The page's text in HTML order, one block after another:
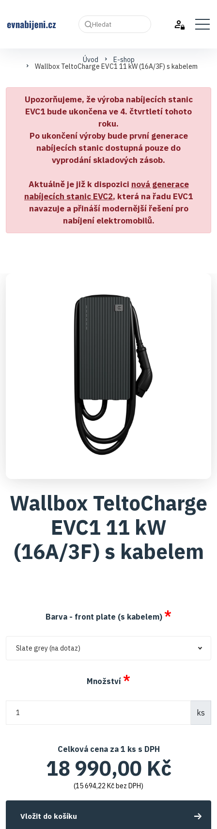
Hledat
Úvod E-shop
Wallbox TeltoCharge EVC1 11 kW (16A/3F) s kabelem
Upozorňujeme, že výroba nabíjecích stanic
EVC1 bude ukončena ve 4. čtvrtletí tohoto
roku.
Po ukončení výroby bude první generace
nabíjecích stanic dostupná pouze do
vyprodání skladových zásob.
Aktuálně je již k dispozici nová generace
nabíjecích stanic EVC2, která na řadu EVC1
navazuje a přináší modernější řešení pro
nabíjení elektromobilů.
Wallbox TeltoCharge
EVC1 11 kW
(16A/3F) s kabelem
Barva - front plate (s kabelem) *
Slate grey (na dotaz)
Množství *
ks
Celková cena za 1 ks s DPH
18 990,00 Kč
(15 694,22 Kčbez DPH)
Vložit do košíku